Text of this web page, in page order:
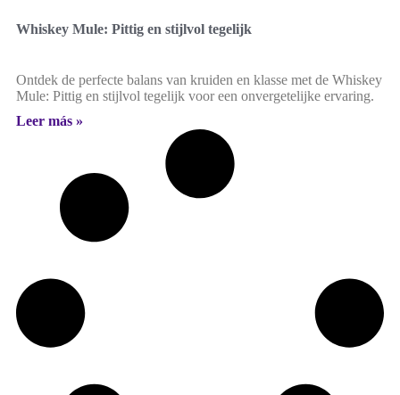
Whiskey Mule: Pittig en stijlvol tegelijk
Ontdek de perfecte balans van kruiden en klasse met de Whiskey
Mule: Pittig en stijlvol tegelijk voor een onvergetelijke ervaring.
Leer más »